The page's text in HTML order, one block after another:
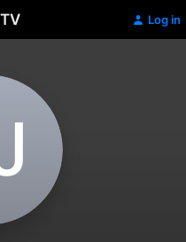
Log in